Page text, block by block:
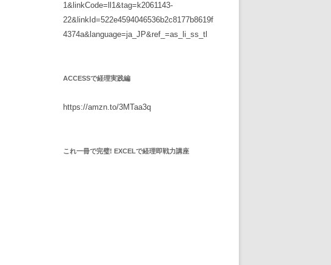
1&linkCode=ll1&tag=k2061143-
22&linkId=522e4594046536b2c8177b8619f
4374a&language=ja_JP&ref_=as_li_ss_tl
ACCESSで経理実践編
https://amzn.to/3MTaa3q
これ一冊で完璧! EXCELで経理即戦力講座